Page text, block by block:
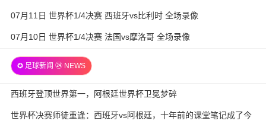
篮 全场录像
07月11日 世界杯1/4决赛 西班牙vs比利时 全场录像
07月10日 世界杯1/4决赛 法国vs摩洛哥 全场录像
✪ 足球新闻 ㉔ NEWS
西班牙登顶世界第一，阿根廷世界杯卫冕梦碎
世界杯决赛师徒重逢：西班牙vs阿根廷，十年前的课堂笔记成了今